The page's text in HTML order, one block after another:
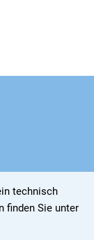
technisch
finden Sie unter